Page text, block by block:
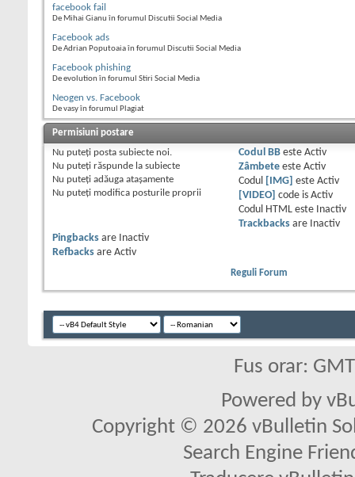
facebook fail
De Mihai Gianu în forumul Discutii Social Media
Facebook ads
De Adrian Poputoaia în forumul Discutii Social Media
Facebook phishing
De evolution în forumul Stiri Social Media
Neogen vs. Facebook
De vasy în forumul Plagiat
Permisiuni postare
Nu puteţi posta subiecte noi.
Nu puteţi răspunde la subiecte
Nu puteţi adăuga ataşamente
Nu puteţi modifica posturile proprii
Codul BBeste Activ
Zâmbeteeste Activ
Codul
[IMG] este Activ
[VIDEO] code is Activ
Codul HTML este
Inactiv
Trackbacksare
Inactiv
Pingbacks are
Inactiv
Refbacks are Activ
Reguli Forum
Fus orar:
Powered by
Copyright © 2026 vBulletin
Search Engine